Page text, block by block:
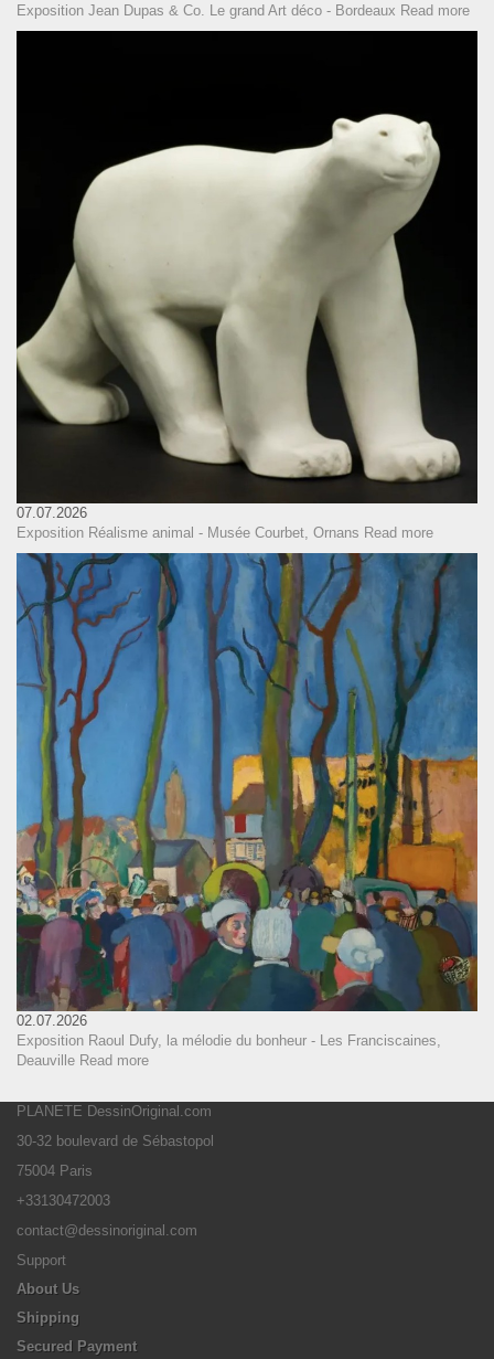
Exposition Jean Dupas & Co. Le grand Art déco - Bordeaux Read more
07.07.2026
Exposition Réalisme animal - Musée Courbet, Ornans Read more
02.07.2026
Exposition Raoul Dufy, la mélodie du bonheur - Les Franciscaines,
Deauville Read more
PLANETE DessinOriginal.com
30-32 boulevard de Sébastopol
75004 Paris
+33130472003
contact@dessinoriginal.com
Support
About Us
Shipping
Secured Payment